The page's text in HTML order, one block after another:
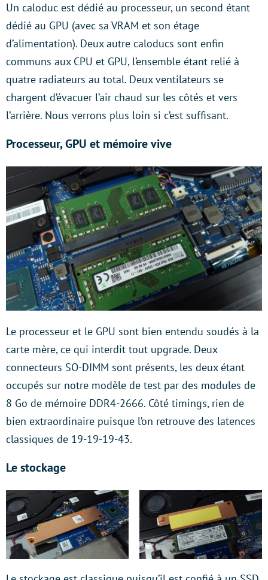
Un caloduc est dédié au processeur, un second étant
dédié au GPU (avec sa VRAM et son étage
d’alimentation). Deux autre caloducs sont enfin
communs aux CPU et GPU, l’ensemble étant relié à
quatre radiateurs au total. Deux ventilateurs se
chargent d’évacuer l’air chaud sur les côtés et vers
l’arrière. Nous verrons plus loin si c’est suffisant.
Processeur, GPU et mémoire vive
Le processeur et le GPU sont bien entendu soudés à la
carte mère, ce qui interdit tout upgrade. Deux
connecteurs SO-DIMM sont présents, les deux étant
occupés sur notre modèle de test par des modules de
8 Go de mémoire DDR4-2666. Côté timings, rien de
bien extraordinaire puisque l’on retrouve des latences
classiques de 19-19-19-43.
Le stockage